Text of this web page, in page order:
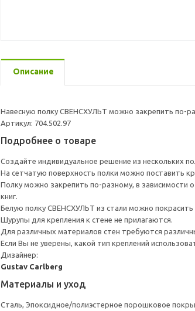
Описание
Навесную полку СВЕНСХУЛЬТ можно закрепить по-
Артикул: 704.502.97
Подробнее о товаре
Создайте индивидуальное решение из нескольких
На сетчатую поверхность полки можно поставить
Полку можно закрепить по-разному, в зависимости
книг.
Белую полку СВЕНСХУЛЬТ из стали можно
Шурупы для крепления к стене не прилагаются.
Для различных материалов стен требуются
Если Вы не уверены, какой тип креплений
Дизайнер:
Gustav Carlberg
Материалы и уход
Сталь, Эпоксидное/полиэстерное порошковое